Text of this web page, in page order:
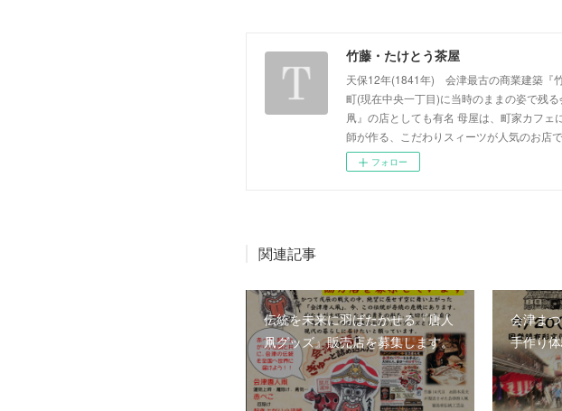
竹藤・たけとう茶屋
天保12年(1841年) 会津最古の商業建築『
町(現在中央一丁目)に当時のままの姿で残
凧』の店としても有名 母屋は、町家カフ
師が作る、こだわりスィーツが人気のお店で
フォロー
関連記事
伝統を未来に羽ばたかせる『唐人
凧グッズ』販売店を募集します。
会津ま
手作り